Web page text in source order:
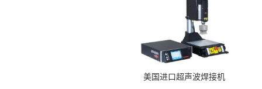
美国进口超声波焊接机